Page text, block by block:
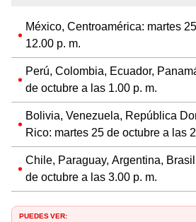
México, Centroamérica: martes
12.00 p. m.
Perú, Colombia, Ecuador,
de octubre a las 1.00 p. m.
Bolivia, Venezuela, República
Rico: martes 25 de octubre a las
Chile, Paraguay, Argentina,
de octubre a las 3.00 p. m.
PUEDES VER: